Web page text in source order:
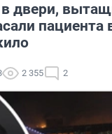
двери,
пациента
2 355 2